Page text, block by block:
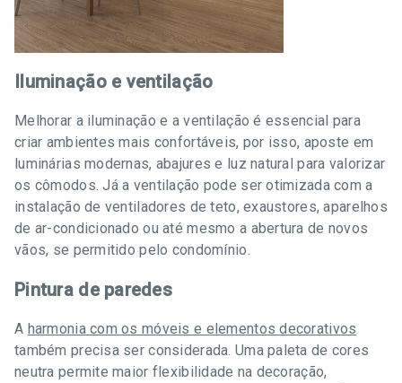
Iluminação e ventilação
Melhorar a iluminação e a ventilação é essencial para
criar ambientes mais confortáveis, por isso, aposte em
luminárias modernas, abajures e luz natural para valorizar
os cômodos. Já a ventilação pode ser otimizada com a
instalação de ventiladores de teto, exaustores, aparelhos
de ar-condicionado ou até mesmo a abertura de novos
vãos, se permitido pelo condomínio.
Pintura de paredes
A harmonia com os móveis e elementos decorativos
também precisa ser considerada. Uma paleta de cores
neutra permite maior flexibilidade na decoração,